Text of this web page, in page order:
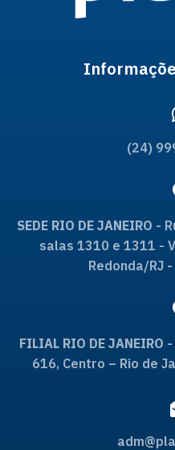
(24)
SEDE RIO DE JANEIRO -
salas 1310 e 1311 -
Redonda/RJ
FILIAL RIO DE JANEIRO -
616, Centro – Rio de